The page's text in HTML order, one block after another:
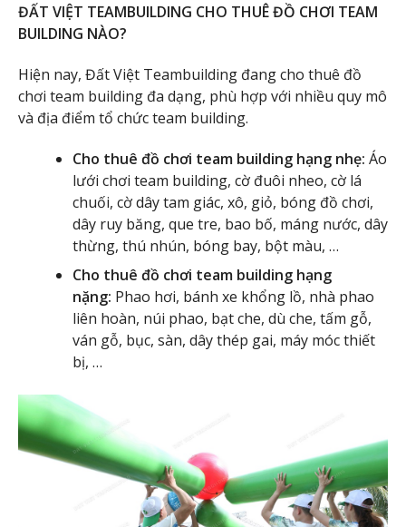
ĐẤT VIỆT TEAMBUILDING CHO THUÊ ĐỒ CHƠI TEAM
BUILDING NÀO?
Hiện nay, Đất Việt Teambuilding đang cho thuê đồ
chơi team building đa dạng, phù hợp với nhiều quy mô
và địa điểm tổ chức team building.
Cho thuê đồ chơi team building hạng nhẹ: Áo
lưới chơi team building, cờ đuôi nheo, cờ lá
chuối, cờ dây tam giác, xô, giỏ, bóng đồ chơi,
dây ruy băng, que tre, bao bố, máng nước, dây
thừng, thú nhún, bóng bay, bột màu, …
Cho thuê đồ chơi team building hạng
nặng: Phao hơi, bánh xe khổng lồ, nhà phao
liên hoàn, núi phao, bạt che, dù che, tấm gỗ,
ván gỗ, bục, sàn, dây thép gai, máy móc thiết
bị, …